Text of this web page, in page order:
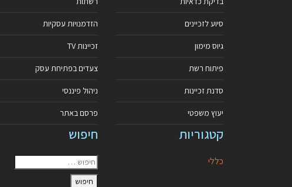
סיוע לזכיינים
גיוס מימון
פיתוח רשת
סדנת זכיינות
יעוץ משפטי
הזדמנויות עסקיות
זכיינות TV
צעדים בפתיחת עסק
ניהול פיננסי
פרסם באתר
קטגוריות
כללי
חיפוש